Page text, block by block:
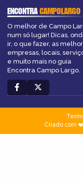
ENCONTRACAMPOLARGO
O melhor de Campo
num só lugar! Dicas,
ir, o que fazer, as
empresas, locais,
e muito mais no guia
Encontra Campo Largo.
Criado com